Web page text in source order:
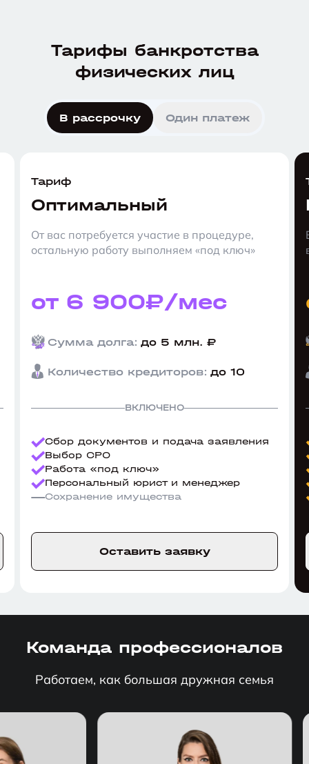
Тарифы банкротства
физических лиц
В рассрочку Один платеж
Тариф
Оптимальный
От вас потребуется участие в процедуре,
остальную работу выполняем «под ключ»
от 6 900₽/мес
Сумма долга: до 5 млн. ₽
Количество кредиторов: до 10
ВКЛЮЧЕНО
Сбор документов и подача заявления
Выбор СРО
Работа «под ключ»
Персональный юрист и менеджер
Сохранение имущества
Оставить заявку
Команда профессионалов
Работаем, как большая дружная семья